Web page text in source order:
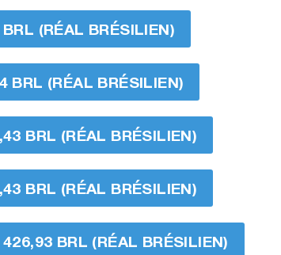
(RÉAL BRÉSILIEN)
BRL (RÉAL BRÉSILIEN)
BRL (RÉAL BRÉSILIEN)
BRL (RÉAL BRÉSILIEN)
BRL (RÉAL BRÉSILIEN)